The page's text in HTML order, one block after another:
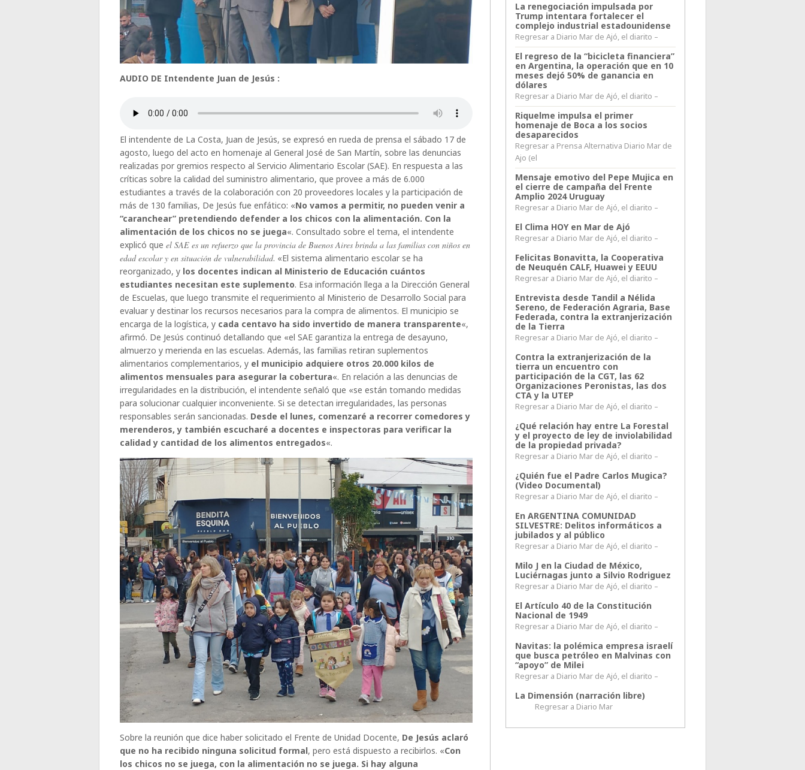
AUDIO DE Intendente Juan de Jesús :
El intendente de La Costa, Juan de Jesús, se expresó en rueda de prensa el sábado 17 de
agosto, luego del acto en homenaje al General José de San Martín, sobre las denuncias
realizadas por gremios respecto al Servicio Alimentario Escolar (SAE). En respuesta a las
críticas sobre la calidad del suministro alimentario, que provee a más de 6.000
estudiantes a través de la colaboración con 20 proveedores locales y la participación de
más de 130 familias, De Jesús fue enfático: «No vamos a permitir, no pueden venir a
“caranchear” pretendiendo defender a los chicos con la alimentación. Con la
alimentación de los chicos no se juega«. Consultado sobre el tema, el intendente
explicó queel SAE es un refuerzo que la provincia de Buenos Aires brinda a las familias con niños en
edad escolar y en situación de vulnerabilidad. «El sistema alimentario escolar se ha
reorganizado, y los docentes indican al Ministerio de Educación cuántos
estudiantes necesitan este suplemento. Esa información llega a la Dirección General
de Escuelas, que luego transmite el requerimiento al Ministerio de Desarrollo Social para
evaluar y destinar los recursos necesarios para la compra de alimentos. El municipio se
encarga de la logística, y cada centavo ha sido invertido de manera transparente«,
afirmó. De Jesús continuó detallando que «el SAE garantiza la entrega de desayuno,
almuerzo y merienda en las escuelas. Además, las familias retiran suplementos
alimentarios complementarios, y el municipio adquiere otros 20.000 kilos de
alimentos mensuales para asegurar la cobertura«. En relación a las denuncias de
irregularidades en la distribución, el intendente señaló que «se están tomando medidas
para solucionar cualquier inconveniente. Si se detectan irregularidades, las personas
responsables serán sancionadas. Desde el lunes, comenzaré a recorrer comedores y
merenderos, y también escucharé a docentes e inspectoras para verificar la
calidad y cantidad de los alimentos entregados«.
Sobre la reunión que dice haber solicitado el Frente de Unidad Docente, De Jesús aclaró
que no ha recibido ninguna solicitud formal, pero está dispuesto a recibirlos. «Con
los chicos no se juega, con la alimentación no se juega. Si hay alguna
La renegociación impulsada por
Trump intentara fortalecer el
complejo industrial estadounidense
Regresar a Diario Mar de Ajó, el diarito –
El regreso de la “bicicleta financiera”
en Argentina, la operación que en 10
meses dejó 50% de ganancia en
dólares
Regresar a Diario Mar de Ajó, el diarito –
Riquelme impulsa el primer
homenaje de Boca a los socios
desaparecidos
Regresar a Prensa Alternativa Diario Mar de
Ajo (el
Mensaje emotivo del Pepe Mujica en
el cierre de campaña del Frente
Amplio 2024 Uruguay
Regresar a Diario Mar de Ajó, el diarito –
El Clima HOY en Mar de Ajó
Regresar a Diario Mar de Ajó, el diarito –
Felicitas Bonavitta, la Cooperativa
de Neuquén CALF, Huawei y EEUU
Regresar a Diario Mar de Ajó, el diarito –
Entrevista desde Tandil a Nélida
Sereno, de Federación Agraria, Base
Federada, contra la extranjerización
de la Tierra
Regresar a Diario Mar de Ajó, el diarito –
Contra la extranjerización de la
tierra un encuentro con
participación de la CGT, las 62
Organizaciones Peronistas, las dos
CTA y la UTEP
Regresar a Diario Mar de Ajó, el diarito –
¿Qué relación hay entre La Forestal
y el proyecto de ley de inviolabilidad
de la propiedad privada?
Regresar a Diario Mar de Ajó, el diarito –
¿Quién fue el Padre Carlos Mugica?
(Video Documental)
Regresar a Diario Mar de Ajó, el diarito –
En ARGENTINA COMUNIDAD
SILVESTRE: Delitos informáticos a
jubilados y al público
Regresar a Diario Mar de Ajó, el diarito –
Milo J en la Ciudad de México,
Luciérnagas junto a Silvio Rodriguez
Regresar a Diario Mar de Ajó, el diarito –
El Artículo 40 de la Constitución
Nacional de 1949
Regresar a Diario Mar de Ajó, el diarito –
Navitas: la polémica empresa israelí
que busca petróleo en Malvinas con
“apoyo” de Milei
Regresar a Diario Mar de Ajó, el diarito –
La Dimensión (narración libre)
Regresar a Diario Mar